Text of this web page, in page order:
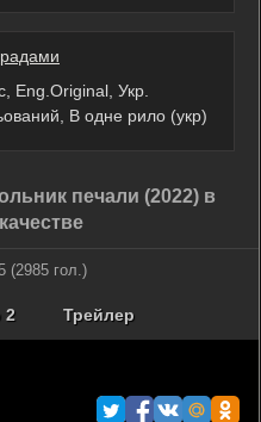
Eng.Original, Укр.
В одне рило (укр)
печали (2022) в
(2985 гол.)
2 Трейлер